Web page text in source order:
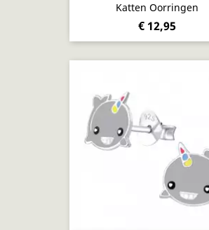
Katten Oorringen
€ 12,95